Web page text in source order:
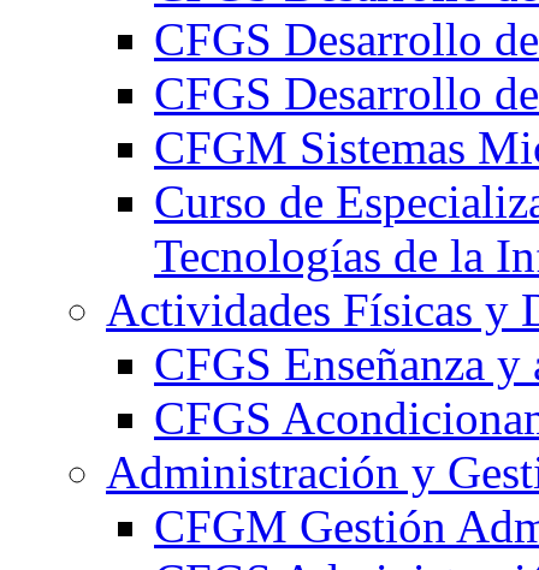
CFGS Desarrollo
CFGS Desarrollo
CFGM Sistemas
Curso de
Tecnologías de la
Actividades Físicas y
CFGS Enseñanza
CFGS
Administración y
CFGM Gestión